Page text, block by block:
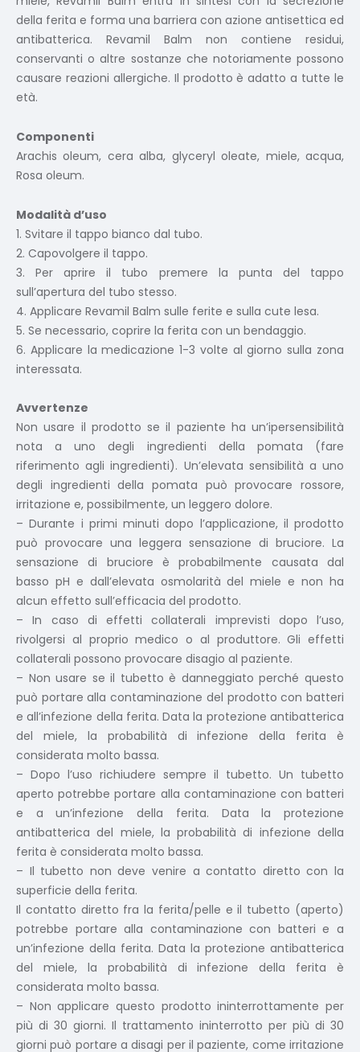
della ferita e forma una barriera con azione antisettica ed
antibatterica. Revamil Balm non contiene residui,
conservanti o altre sostanze che notoriamente possono
causare reazioni allergiche. Il prodotto è adatto a tutte le
età.
Componenti
Arachis oleum, cera alba, glyceryl oleate, miele, acqua,
Rosa oleum.
Modalità d’uso
1. Svitare il tappo bianco dal tubo.
2. Capovolgere il tappo.
3. Per aprire il tubo premere la punta del tappo
sull’apertura del tubo stesso.
4. Applicare Revamil Balm sulle ferite e sulla cute lesa.
5. Se necessario, coprire la ferita con un bendaggio.
6. Applicare la medicazione 1-3 volte al giorno sulla zona
interessata.
Avvertenze
Non usare il prodotto se il paziente ha un’ipersensibilità
nota a uno degli ingredienti della pomata (fare
riferimento agli ingredienti). Un’elevata sensibilità a uno
degli ingredienti della pomata può provocare rossore,
irritazione e, possibilmente, un leggero dolore.
– Durante i primi minuti dopo l’applicazione, il prodotto
può provocare una leggera sensazione di bruciore. La
sensazione di bruciore è probabilmente causata dal
basso pH e dall’elevata osmolarità del miele e non ha
alcun effetto sull’efficacia del prodotto.
– In caso di effetti collaterali imprevisti dopo l’uso,
rivolgersi al proprio medico o al produttore. Gli effetti
collaterali possono provocare disagio al paziente.
– Non usare se il tubetto è danneggiato perché questo
può portare alla contaminazione del prodotto con batteri
e all’infezione della ferita. Data la protezione antibatterica
del miele, la probabilità di infezione della ferita è
considerata molto bassa.
– Dopo l’uso richiudere sempre il tubetto. Un tubetto
aperto potrebbe portare alla contaminazione con batteri
e a un’infezione della ferita. Data la protezione
antibatterica del miele, la probabilità di infezione della
ferita è considerata molto bassa.
– Il tubetto non deve venire a contatto diretto con la
superficie della ferita.
Il contatto diretto fra la ferita/pelle e il tubetto (aperto)
potrebbe portare alla contaminazione con batteri e a
un’infezione della ferita. Data la protezione antibatterica
del miele, la probabilità di infezione della ferita è
considerata molto bassa.
– Non applicare questo prodotto ininterrottamente per
più di 30 giorni. Il trattamento ininterrotto per più di 30
giorni può portare a disagi per il paziente, come irritazione